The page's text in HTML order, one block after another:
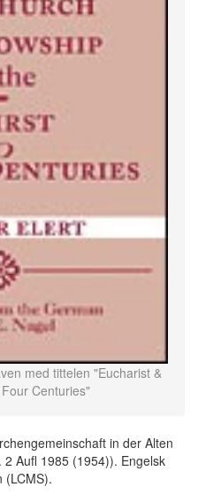
med tittelen "Eucharist &
Centuries"
in der Alten
Aufl 1985 (1954)). Engelsk
(LCMS).